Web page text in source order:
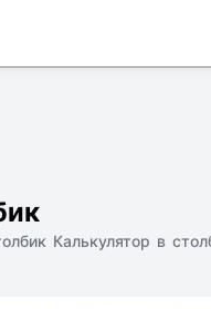
Калькулятор в